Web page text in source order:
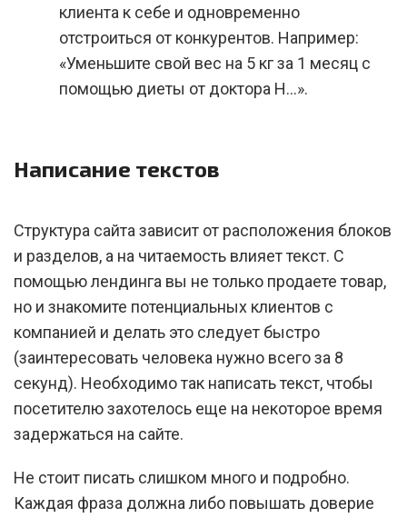
клиента к себе и одновременно
отстроиться от конкурентов. Например:
«Уменьшите свой вес на 5 кг за 1 месяц с
помощью диеты от доктора Н...».
Написание текстов
Структура сайта зависит от расположения блоков
и разделов, а на читаемость влияет текст. С
помощью лендинга вы не только продаете товар,
но и знакомите потенциальных клиентов с
компанией и делать это следует быстро
(заинтересовать человека нужно всего за 8
секунд). Необходимо так написать текст, чтобы
посетителю захотелось еще на некоторое время
задержаться на сайте.
Не стоит писать слишком много и подробно.
Каждая фраза должна либо повышать доверие